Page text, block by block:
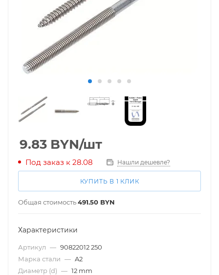
9.83 BYN/шт
Под заказ к 28.08 Нашли дешевле?
КУПИТЬ В 1 КЛИК
Общая стоимость491.50 BYN
Характеристики
Артикул — 90822012 250
Марка стали — A2
Диаметр (d) — 12 mm